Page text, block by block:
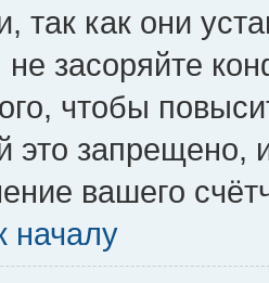
так как они
не засоряйте
чтобы
это запрещено,
вашего
началу